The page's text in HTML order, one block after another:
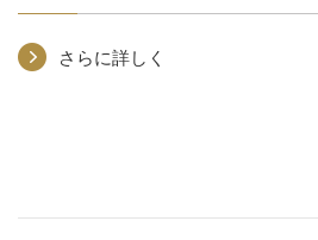
さらに詳しく